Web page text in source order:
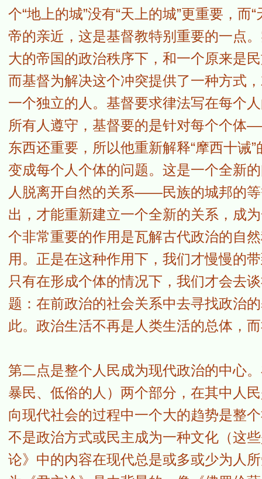
个“地上的城”没有“天上的城”更重要，
帝的亲近，这是基督教特别重要的一点
大的帝国的政治秩序下，和一个原来是
而基督为解决这个冲突提供了一种方式
一个独立的人。基督要求律法写在每个
所有人遵守，基督要的是针对每个个体
东西还重要，所以他重新解释“摩西十诫
变成每个人个体的问题。这是一个全新
人脱离开自然的关系——民族的城邦的
出，才能重新建立一个全新的关系，成
个非常重要的作用是瓦解古代政治的自
用。正是在这种作用下，我们才慢慢的
只有在形成个体的情况下，我们才会去
题：在前政治的社会关系中去寻找政治
此。政治生活不再是人类生活的总体，
第二点是整个人民成为现代政治的中心
暴民、低俗的人）两个部分，在其中人
向现代社会的过程中一个大的趋势是整
不是政治方式或民主成为一种文化（这
论》中的内容在现代总是或多或少为人